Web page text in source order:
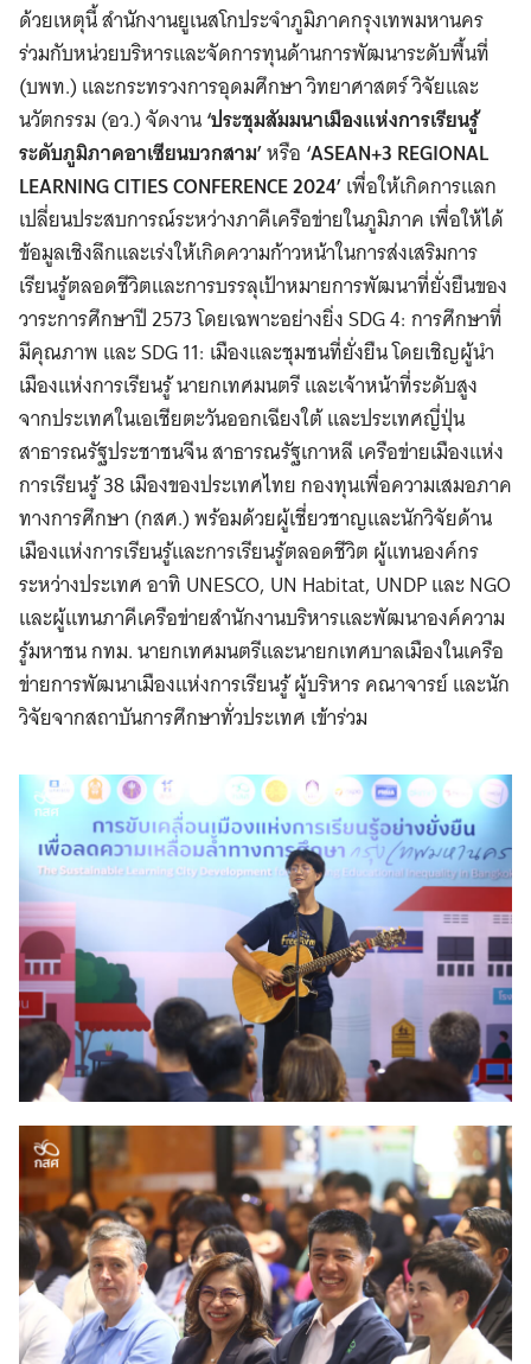
ด้วยเหตุนี้ สำนักงานยูเนสโกประจำภูมิภาคกรุงเทพมหานคร
ร่วมกับหน่วยบริหารและจัดการทุนด้านการพัฒนาระดับพื้นที่
(บพท.) และกระทรวงการอุดมศึกษา วิทยาศาสตร์ วิจัยและ
นวัตกรรม (อว.) จัดงาน‘ประชุมสัมมนาเมืองแห่งการเรียนรู้
ระดับภูมิภาคอาเซียนบวกสาม’หรือ ‘ASEAN+3 REGIONAL
LEARNING CITIES CONFERENCE 2024’เพื่อให้เกิดการแลก
เปลี่ยนประสบการณ์ระหว่างภาคีเครือข่ายในภูมิภาค เพื่อให้ได้
ข้อมูลเชิงลึกและเร่งให้เกิดความก้าวหน้าในการส่งเสริมการ
เรียนรู้ตลอดชีวิตและการบรรลุเป้าหมายการพัฒนาที่ยั่งยืนของ
วาระการศึกษาปี 2573 โดยเฉพาะอย่างยิ่ง SDG 4: การศึกษาที่
มีคุณภาพ และ SDG 11: เมืองและชุมชนที่ยั่งยืน โดยเชิญผู้นำ
เมืองแห่งการเรียนรู้ นายกเทศมนตรี และเจ้าหน้าที่ระดับสูง
จากประเทศในเอเชียตะวันออกเฉียงใต้ และประเทศญี่ปุ่น
สาธารณรัฐประชาชนจีน สาธารณรัฐเกาหลี เครือข่ายเมืองแห่ง
การเรียนรู้ 38 เมืองของประเทศไทย กองทุนเพื่อความเสมอภาค
ทางการศึกษา (กสศ.) พร้อมด้วยผู้เชี่ยวชาญและนักวิจัยด้าน
เมืองแห่งการเรียนรู้และการเรียนรู้ตลอดชีวิต ผู้แทนองค์กร
ระหว่างประเทศ อาทิ UNESCO, UN Habitat, UNDP และ NGO
และผู้แทนภาคีเครือข่ายสำนักงานบริหารและพัฒนาองค์ความ
รู้มหาชน กทม. นายกเทศมนตรีและนายกเทศบาลเมืองในเครือ
ข่ายการพัฒนาเมืองแห่งการเรียนรู้ ผู้บริหาร คณาจารย์ และนัก
วิจัยจากสถาบันการศึกษาทั่วประเทศ เข้าร่วม